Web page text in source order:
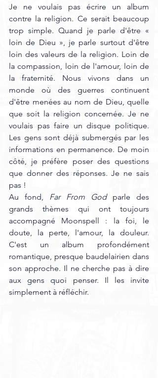
Je ne voulais pas écrire un album
contre la religion. Ce serait beaucoup
trop simple. Quand je parle d'être «
loin de Dieu », je parle surtout d'être
loin des valeurs de la religion. Loin de
la compassion, loin de l'amour, loin de
la fraternité. Nous vivons dans un
monde où des guerres continuent
d'être menées au nom de Dieu, quelle
que soit la religion concernée. Je ne
voulais pas faire un disque politique.
Les gens sont déjà submergés par les
informations en permanence. De moin
côté, je préfère poser des questions
que donner des réponses. Je ne sais
pas !
Au fond,
Far From God parle des
grands thèmes qui ont toujours
accompagné Moonspell : la foi, le
doute, la perte, l'amour, la douleur.
C'est un album profondément
romantique, presque baudelairien dans
son approche. Il ne cherche pas à dire
aux gens quoi penser. Il les invite
simplement à réfléchir.